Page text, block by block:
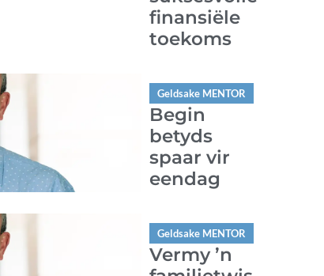
finansiële
toekoms
Geldsake MENTOR
Begin
betyds
spaar vir
eendag
Geldsake MENTOR
Vermy ’n